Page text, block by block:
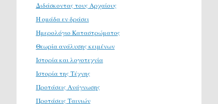
Διδάσκοντας τους Αρχαίους
Η ομάδα εν δράσει
Ημερολόγιο Καταστρώματος
Θεωρία ανάλυσης κειμένων
Ιστορία και λογοτεχνία
Ιστορία της Τέχνης
Προτάσεις Ανάγνωσης
Προτάσεις Ταινιών